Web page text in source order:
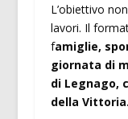
L’obiettivo
lavori. Il
famiglie,
giornata di
di Legnago,
della Vittoria.